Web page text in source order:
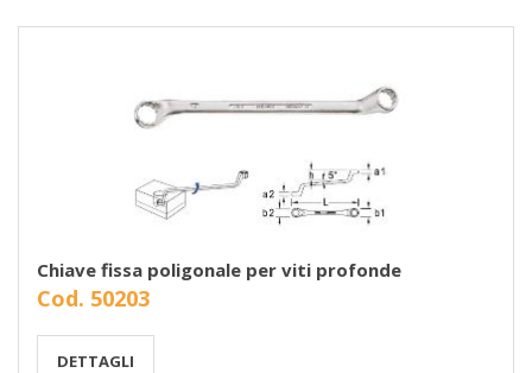
Chiave fissa poligonale per viti profonde
Cod. 50203
DETTAGLI